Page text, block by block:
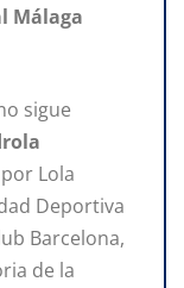
Málaga
sigue
Lola
Deportiva
Barcelona,
de la